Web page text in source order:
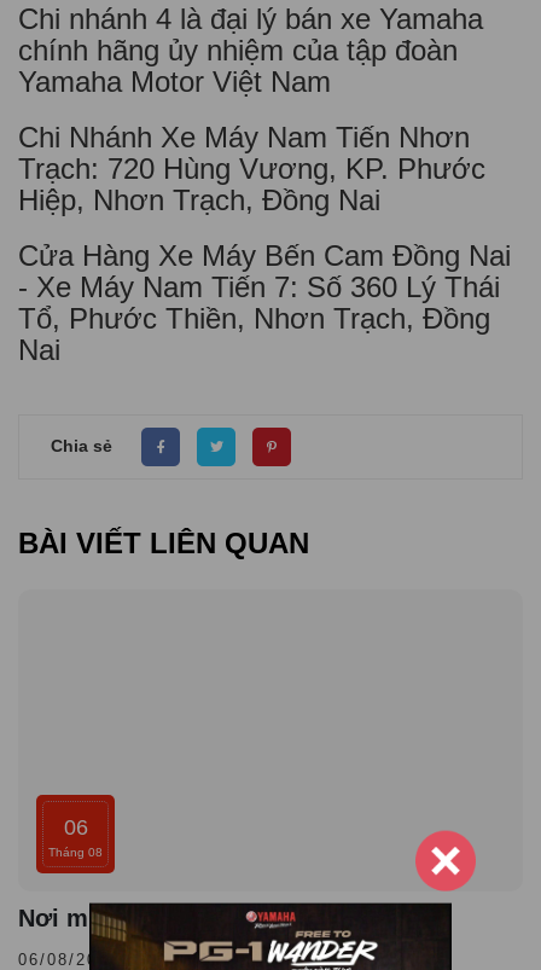
Chi nhánh 4 là đại lý bán xe Yamaha
chính hãng ủy nhiệm của tập đoàn
Yamaha Motor Việt Nam
Chi Nhánh Xe Máy Nam Tiến Nhơn
Trạch: 720 Hùng Vương, KP. Phước
Hiệp, Nhơn Trạch, Đồng Nai
Cửa Hàng Xe Máy Bến Cam Đồng Nai
- Xe Máy Nam Tiến 7: Số 360 Lý Thái
Tổ, Phước Thiền, Nhơn Trạch, Đồng
Nai
Chia sẻ
BÀI VIẾT LIÊN QUAN
06
Tháng 08
Nơi mua xe Yamaha PG-1 giá rẻ
06/08/2026 | Đăng bởi admin